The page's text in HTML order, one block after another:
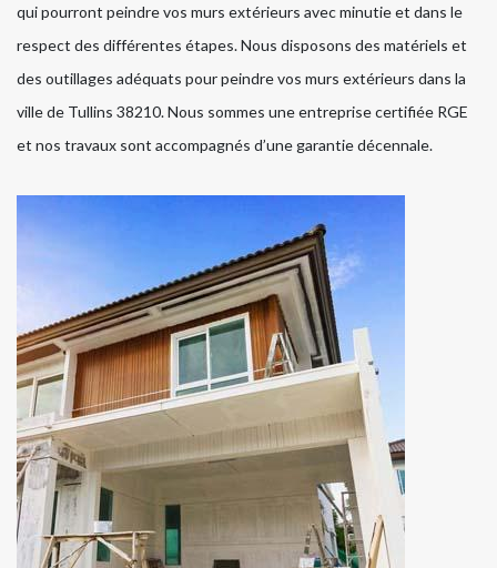
qui pourront peindre vos murs extérieurs avec minutie et dans le
respect des différentes étapes. Nous disposons des matériels et
des outillages adéquats pour peindre vos murs extérieurs dans la
ville de Tullins 38210. Nous sommes une entreprise certifiée RGE
et nos travaux sont accompagnés d’une garantie décennale.